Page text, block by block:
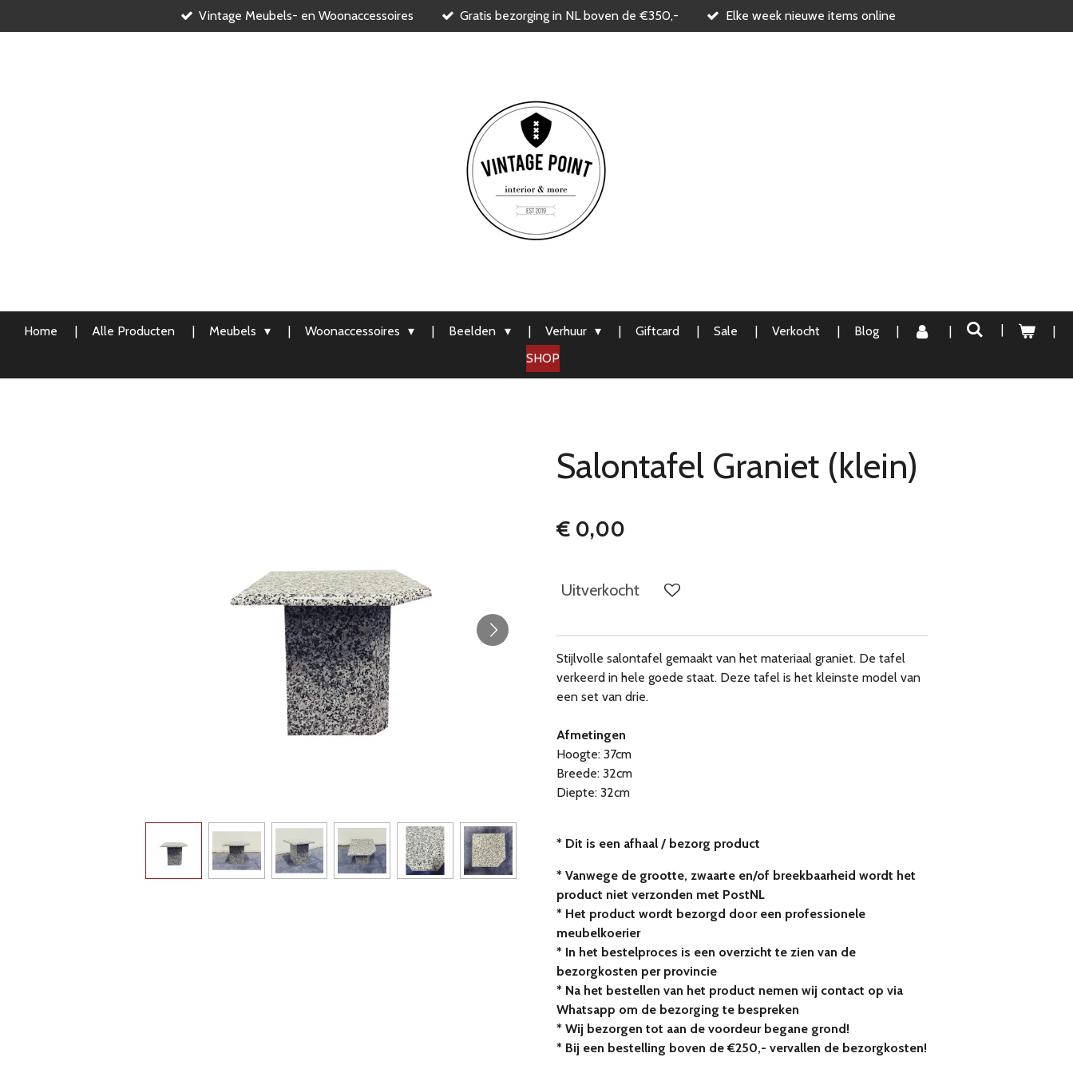
direct
Vintage Meubels- en Woonaccessoires Gratis bezorging in NL boven de €350,- Elke week nieuwe items online
Home Alle Producten Meubels Woonaccessoires Beelden Verhuur Giftcard Sale Verkocht
Blog
SHOP
Salontafel Graniet (klein)
€ 0,00
Uitverkocht
Stijlvolle salontafel gemaakt van het materiaal graniet. De tafel
verkeerd in hele goede staat. Deze tafel is het kleinste model van
een set van drie.
Afmetingen
Hoogte: 37cm
Breede: 32cm
Diepte: 32cm
* Dit is een afhaal / bezorg product
* Vanwege de grootte, zwaarte en/of breekbaarheid wordt het
product niet verzonden met PostNL
* Het product wordt bezorgd door een professionele
meubelkoerier
* In het bestelproces is een overzicht te zien van de
bezorgkosten per provincie
* Na het bestellen van het product nemen wij contact op via
Whatsapp om de bezorging te bespreken
* Wij bezorgen tot aan de voordeur begane grond!
* Bij een bestelling boven de €250,- vervallen de bezorgkosten!